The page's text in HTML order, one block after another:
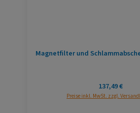
Magnetfilter und
Regulärer Preis:
137,49 €
Preise inkl. MwSt. zzgl.